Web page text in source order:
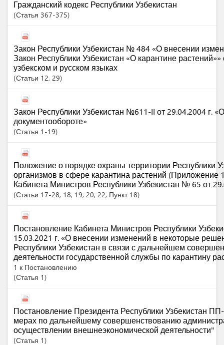
Гражданский кодекс Республики Узбекистан
Статья 367-375
Закон Республики Узбекистан № 484 «О внесении
Закон Республики Узбекистан «О карантине
узбекском и русском языках
Статьи 12, 29
Закон Республики Узбекистан №611-II от 29.04.2004 г.
документообороте»
Статья 1-19
Положение о порядке охраны территории Республики
организмов в сфере карантина растений (Приложение
Кабинета Министров Республики Узбекистан № 65 от
Статьи 17-28, 18, 19, 20, 22, Пункт 18
Постановление Кабинета Министров Республики
15.03.2021 г. «О внесении изменений в некоторые
Республики Узбекистан в связи с дальнейшем
деятельности государственной службы по карантину
1 к Постановлению
Статья 1
Постановление Президента Республики Узбекистан
мерах по дальнейшему совершенствованию
осуществлении внешнеэкономической деятельности"
Статья 1